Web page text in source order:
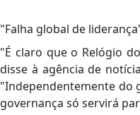
"Falha global de
"É claro que o Relógio
disse à agência de
"Independentemente do
governança só servirá